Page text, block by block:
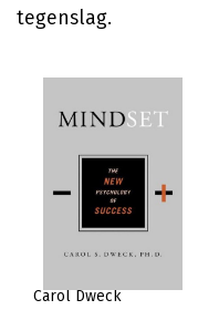
tegenslag.
Carol Dweck